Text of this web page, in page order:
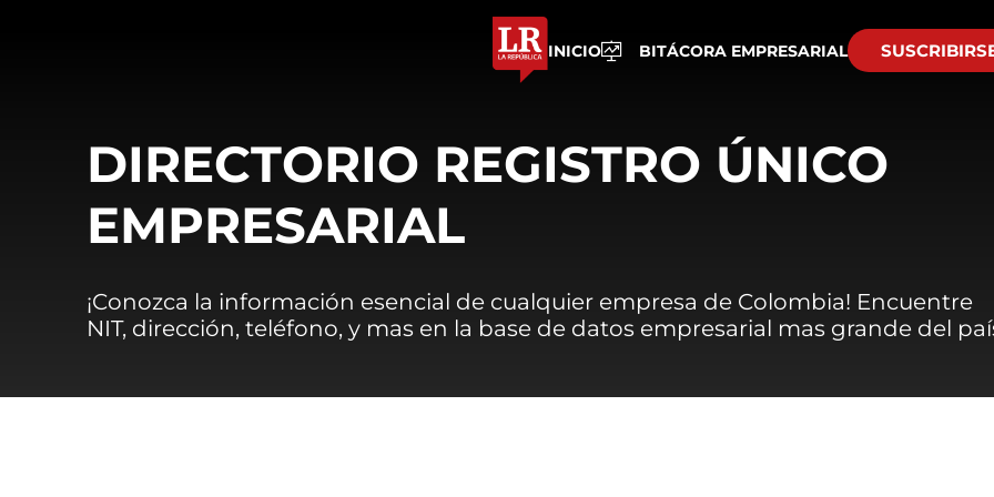
INICIO BITÁCORA EMPRESARIAL
DIRECTORIO REGISTRO ÚNICO
EMPRESARIAL
¡Conozca la información esencial de cualquier empresa de Colombia! Encuentre
NIT, dirección, teléfono, y mas en la base de datos empresarial mas grande del